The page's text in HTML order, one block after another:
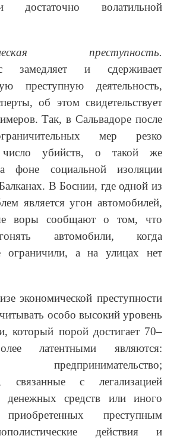
волатильной
преступность.
замедляет и сдерживает
преступную деятельность,
об этом свидетельствует
Так, в Сальвадоре после
мер резко
число убийств, о такой же
фоне социальной изоляции
В Боснии, где одной из
является угон автомобилей,
воры сообщают о том, что
автомобили, когда
ограничили, а на улицах нет
экономической преступности
особо высокий уровень
который порой достигает 70–
латентными являются:
предпринимательство;
связанные с легализацией
денежных средств или иного
преступным
действия и